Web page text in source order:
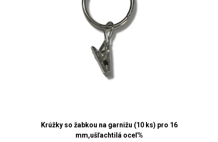
Krúžky so žabkou na garnižu (10 ks) pro 16
mm,ušľachtilá oceľ%